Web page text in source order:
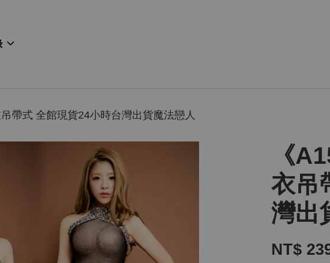
帶式 全館現貨24小時台灣出貨魔法戀人
《
衣吊
灣出
NT$